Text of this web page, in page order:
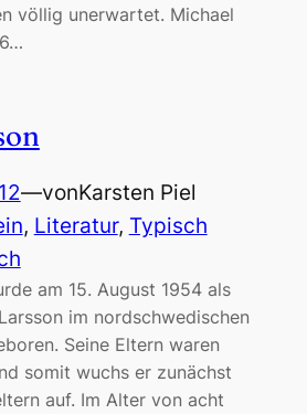
völlig unerwartet. Michael
—vonKarsten Piel
, Literatur, Typisch
am 15. August 1954 als
im nordschwedischen
Seine Eltern waren
somit wuchs er zunächst
auf. Im Alter von acht